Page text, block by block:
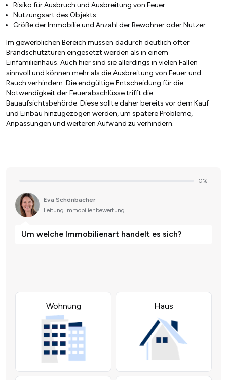
Risiko für Ausbruch und Ausbreitung von Feuer
Nutzungsart des Objekts
Größe der Immobilie und Anzahl der Bewohner oder Nutzer
Im gewerblichen Bereich müssen dadurch deutlich öfter
Brandschutztüren eingesetzt werden als in einem
Einfamilienhaus. Auch hier sind sie allerdings in vielen Fällen
sinnvoll und können mehr als die Ausbreitung von Feuer und
Rauch verhindern. Die endgültige Entscheidung für die
Notwendigkeit der Feuerabschlüsse trifft die
Bauaufsichtsbehörde. Diese sollte daher bereits vor dem Kauf
und Einbau hinzugezogen werden, um spätere Probleme,
Anpassungen und weiteren Aufwand zu verhindern.